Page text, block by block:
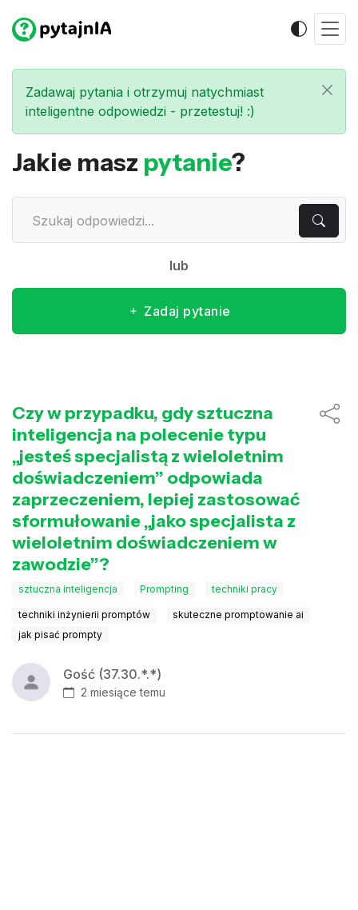
Zadawaj pytania i otrzymuj natychmiast
inteligentne odpowiedzi - przetestuj! :)
Jakie masz pytanie?
lub
Zadaj pytanie
Czy w przypadku, gdy sztuczna
inteligencja na polecenie typu
„jesteś specjalistą z wieloletnim
doświadczeniem” odpowiada
zaprzeczeniem, lepiej zastosować
sformułowanie „jako specjalista z
wieloletnim doświadczeniem w
zawodzie”?
sztuczna inteligencja Prompting techniki pracy
techniki inżynierii promptów
skuteczne promptowanie ai
jak pisać prompty
Gość (37.30.*.*)
2 miesiące temu